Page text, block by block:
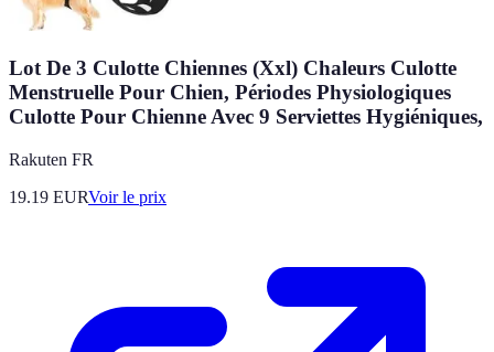
Lot De 3 Culotte Chiennes (Xxl) Chaleurs Culotte
Menstruelle Pour Chien, Périodes Physiologiques
Culotte Pour Chienne Avec 9 Serviettes Hygiéniques,
Rakuten FR
19.19 EURVoir le prix